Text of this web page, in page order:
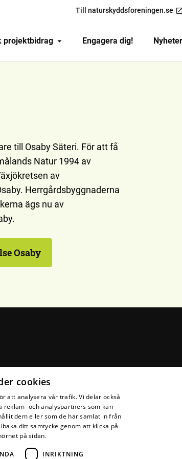
Till naturskyddsforeningen.se
projektbidrag Engagera dig!
till Osaby Säteri. För att få
Natur 1994 av
av
Herrgårdsbyggnaderna
ägs nu av
Osaby
länsförbund
cookies
att analysera vår trafik. Vi delar också
reklam- och analyspartners som kan
dem eller som de har samlat in från
ditt samtycke genom att klicka på
på sidan.
INRIKTNING